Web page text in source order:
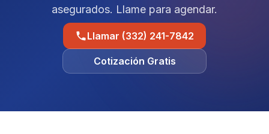
asegurados. Llame para agendar.
Llamar (332) 241-7842
Cotización Gratis